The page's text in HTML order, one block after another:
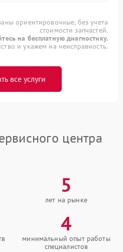
ориентировочные, без учета
стоимости запчастей.
на бесплатную диагностику.
и укажем на неисправность.
все услуги
центра
5
лет на рынке
4
минимальный опыт работы
специалистов